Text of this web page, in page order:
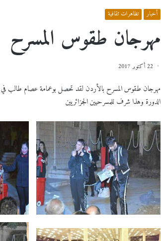
أخبار تظاهرات ثقافية
مهرجان طقوس المسرح
22 أكتوبر 2017
مهرجان طقوس المسرح بالأردن لقد تحصل بوعمامة عصام طالب في
الدورة وهذا شرف للمسرحيين الجزائريين